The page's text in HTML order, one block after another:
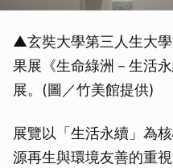
▲玄奘大學第三人生大
果展《生命綠洲－生活
展。(圖／竹美館提供)
展覽以「生活永續」為
源再生與環境友善的重